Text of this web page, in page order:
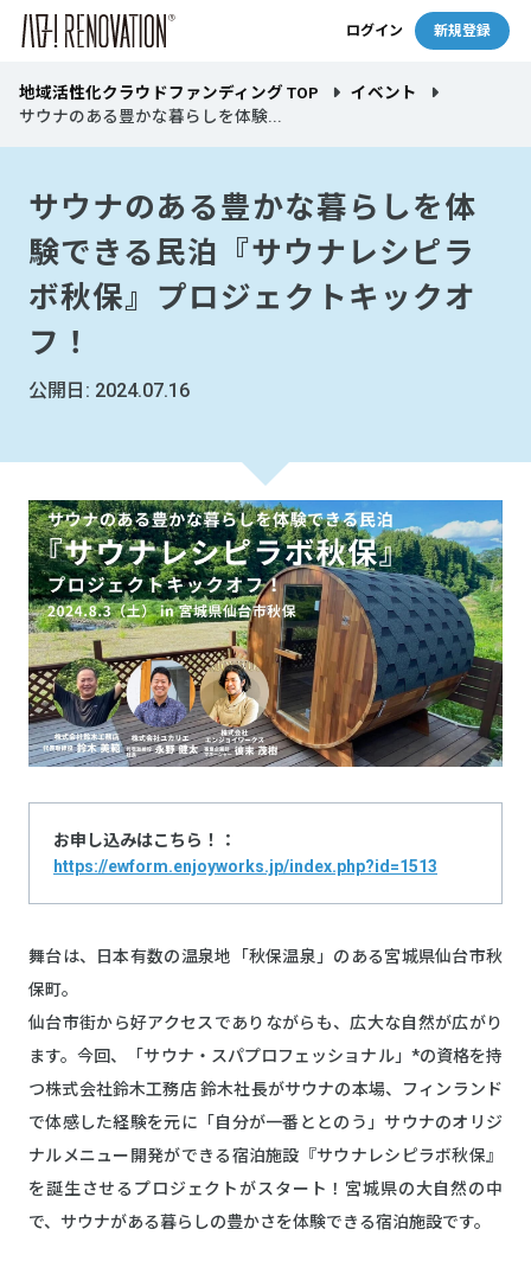
ログイン 新規登録
地域活性化クラウドファンディング TOP
イベント
サウナのある豊かな暮らしを体験...
サウナのある豊かな暮らしを体
験できる民泊『サウナレシピラ
ボ秋保』プロジェクトキックオ
フ！
公開日: 2024.07.16
お申し込みはこちら！：
https://ewform.enjoyworks.jp/index.php?id=1513
舞台は、日本有数の温泉地「秋保温泉」のある宮城県仙台市秋
保町。
仙台市街から好アクセスでありながらも、広大な自然が広がり
ます。今回、「サウナ・スパプロフェッショナル」*の資格を持
つ株式会社鈴木工務店 鈴木社長がサウナの本場、フィンランド
で体感した経験を元に「自分が一番ととのう」サウナのオリジ
ナルメニュー開発ができる宿泊施設『サウナレシピラボ秋保』
を誕生させるプロジェクトがスタート！宮城県の大自然の中
で、サウナがある暮らしの豊かさを体験できる宿泊施設です。